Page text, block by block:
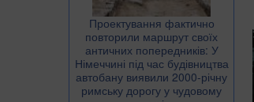
Проектування фактично
повторили маршрут своїх
античних попередників: У
Німеччині під час будівництва
автобану виявили 2000-річну
римську дорогу у чудовому